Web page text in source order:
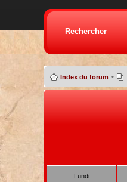
Rechercher
Index du forum •
Lundi